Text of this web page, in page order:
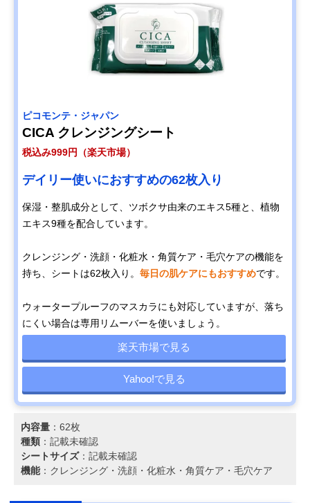
ピコモンテ・ジャパン
CICA クレンジングシート
税込み999円（楽天市場）
デイリー使いにおすすめの62枚入り
保湿・整肌成分として、ツボクサ由来のエキス5種と、植物
エキス9種を配合しています。
クレンジング・洗顔・化粧水・角質ケア・毛穴ケアの機能を
持ち、シートは62枚入り。 毎日の肌ケアにもおすすめです。
ウォータープルーフのマスカラにも対応していますが、落ち
にくい場合は専用リムーバーを使いましょう。
楽天市場で見る
Yahoo!で見る
内容量 ：62枚
種類 ：記載未確認
シートサイズ：記載未確認
機能：クレンジング・洗顔・化粧水・角質ケア・毛穴ケア